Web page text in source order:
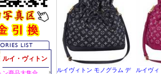
ルイヴィトン モノグラム デ
ルイヴ